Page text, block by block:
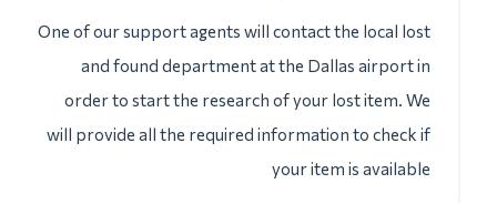
One of our support agents will contact the local lost
and found department at the Dallas airport in
order to start the research of your lost item. We
will provide all the required information to check if
your item is available